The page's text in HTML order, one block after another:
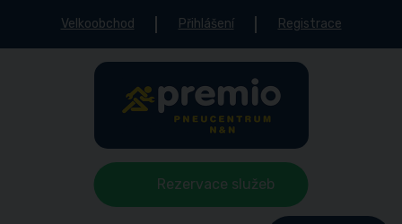
Velkoobchod Přihlášení Registrace
Rezervace služeb